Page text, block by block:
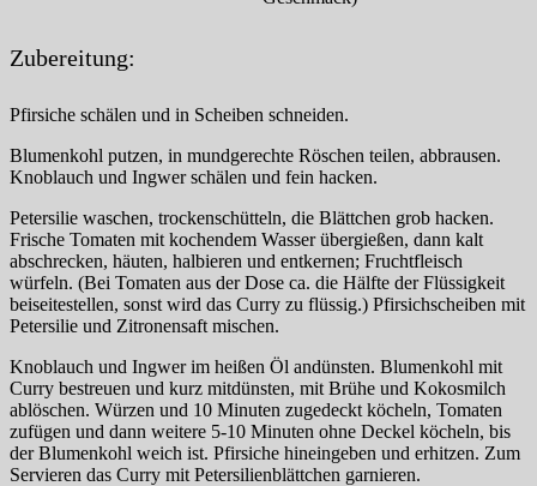
Zubereitung:
Pfirsiche schälen und in Scheiben schneiden.
Blumenkohl putzen, in mundgerechte Röschen teilen, abbrausen.
Knoblauch und Ingwer schälen und fein hacken.
Petersilie waschen, trockenschütteln, die Blättchen grob hacken.
Frische Tomaten mit kochendem Wasser übergießen, dann kalt
abschrecken, häuten, halbieren und entkernen; Fruchtfleisch
würfeln. (Bei Tomaten aus der Dose ca. die Hälfte der Flüssigkeit
beiseitestellen, sonst wird das Curry zu flüssig.) Pfirsichscheiben mit
Petersilie und Zitronensaft mischen.
Knoblauch und Ingwer im heißen Öl andünsten. Blumenkohl mit
Curry bestreuen und kurz mitdünsten, mit Brühe und Kokosmilch
ablöschen. Würzen und 10 Minuten zugedeckt köcheln, Tomaten
zufügen und dann weitere 5-10 Minuten ohne Deckel köcheln, bis
der Blumenkohl weich ist. Pfirsiche hineingeben und erhitzen. Zum
Servieren das Curry mit Petersilienblättchen garnieren.